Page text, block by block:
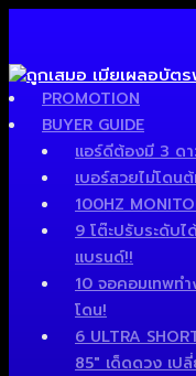
PROMOTION
BUYER GUIDE
แอร์ดีต้องมี 3 ด
เบอร์สวยไม่โดน
100HZ
9 โต๊ะปรับระดับ
แบรนด์!!
10 จอคอมเทพท
โดน!
6 ULTRA
85″ เด็ดดวง เป